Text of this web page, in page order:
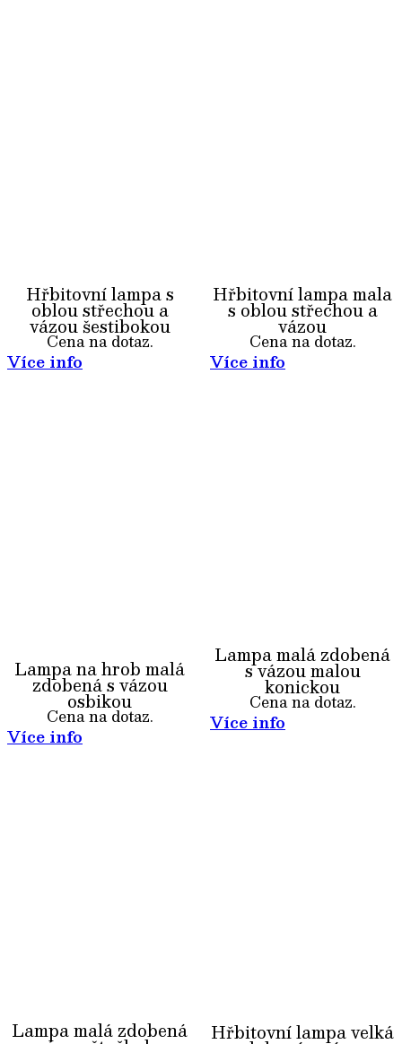
Hřbitovní lampa s
oblou střechou a
vázou šestibokou
Cena na dotaz.
Více info
Hřbitovní lampa mala
s oblou střechou a
vázou
Cena na dotaz.
Více info
Lampa na hrob malá
zdobená s vázou
osbikou
Cena na dotaz.
Více info
Lampa malá zdobená
s vázou malou
konickou
Cena na dotaz.
Více info
Lampa malá zdobená Hřbitovní lampa velká